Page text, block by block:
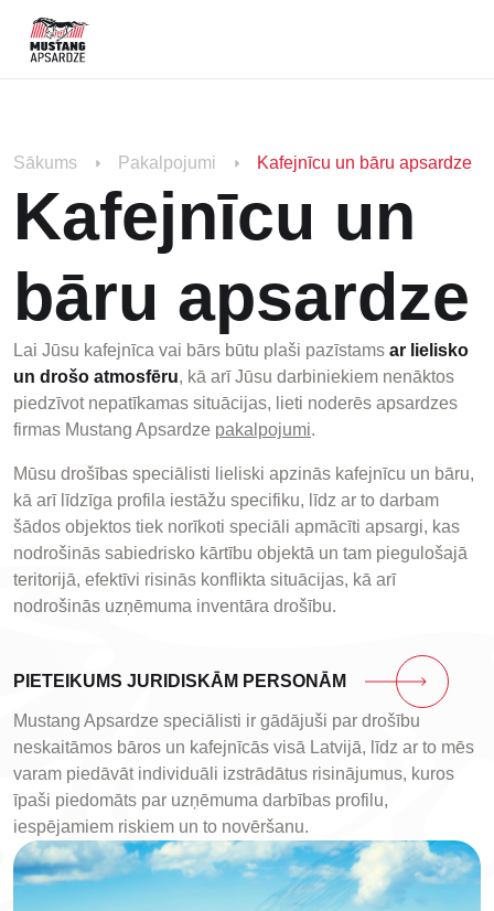
Sākums Pakalpojumi Kafejnīcu un bāru apsardze
Kafejnīcu un
bāru apsardze
Lai Jūsu kafejnīca vai bārs būtu plaši pazīstams ar lielisko
un drošo atmosfēru, kā arī Jūsu darbiniekiem nenāktos
piedzīvot nepatīkamas situācijas, lieti noderēs apsardzes
firmas Mustang Apsardze pakalpojumi.
Mūsu drošības speciālisti lieliski apzinās kafejnīcu un bāru,
kā arī līdzīga profila iestāžu specifiku, līdz ar to darbam
šādos objektos tiek norīkoti speciāli apmācīti apsargi, kas
nodrošinās sabiedrisko kārtību objektā un tam piegulošajā
teritorijā, efektīvi risinās konflikta situācijas, kā arī
nodrošinās uzņēmuma inventāra drošību.
PIETEIKUMS JURIDISKĀM PERSONĀM
Mustang Apsardze speciālisti ir gādājuši par drošību
neskaitāmos bāros un kafejnīcās visā Latvijā, līdz ar to mēs
varam piedāvāt individuāli izstrādātus risinājumus, kuros
īpaši piedomāts par uzņēmuma darbības profilu,
iespējamiem riskiem un to novēršanu.